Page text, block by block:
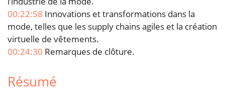
00:22:58 Innovations et transformations dans la
mode, telles que les supply chains agiles et la création
virtuelle de vêtements.
00:24:30 Remarques de clôture.
Résumé